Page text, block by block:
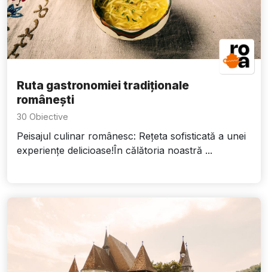
Ruta gastronomiei tradiționale
românești
30 Obiective
Peisajul culinar românesc: Rețeta sofisticată a unei
experiențe delicioase!În călătoria noastră ...